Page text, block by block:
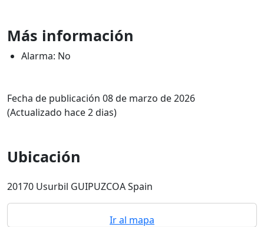
Más información
Alarma: No
Fecha de publicación 08 de marzo de 2026
(Actualizado hace 2 dias)
Ubicación
20170 Usurbil GUIPUZCOA Spain
Ir al mapa